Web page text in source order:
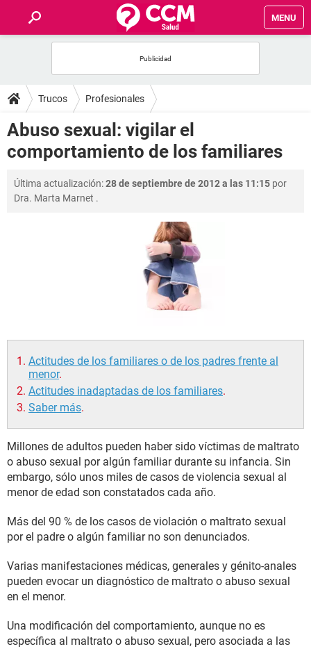
MENU
FOROS
SALUD
FAMILIA
NUTRICIÓN
Trucos Profesionales
Abuso sexual: vigilar el
comportamiento de los familiares
Última actualización:28 de septiembre de 2012 a las 11:15 por
Dra. Marta Marnet .
Actitudes de los familiares o de los padres frente al
menor.
Actitudes inadaptadas de los familiares.
Saber más.
Millones de adultos pueden haber sido víctimas de maltrato
o abuso sexual por algún familiar durante su infancia. Sin
embargo, sólo unos miles de casos de violencia sexual al
menor de edad son constatados cada año.
Más del 90 % de los casos de violación o maltrato sexual
por el padre o algún familiar no son denunciados.
Varias manifestaciones médicas, generales y génito-anales
pueden evocar un diagnóstico de maltrato o abuso sexual
en el menor.
Una modificación del comportamiento, aunque no es
específica al maltrato o abuso sexual, pero asociada a las